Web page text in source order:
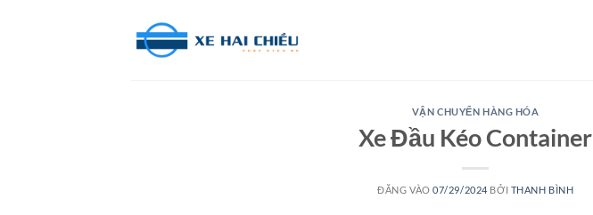
VẬN CHUYỂN HÀNG HÓA
Xe Đầu Kéo Container
ĐĂNG VÀO07/29/2024 BỞI THANH BÌNH